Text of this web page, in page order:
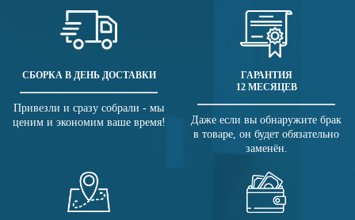
СБОРКА В ДЕНЬ ДОСТАВКИ
Привезли и сразу собрали - мы
ценим и экономим ваше время!
ГАРАНТИЯ
12 МЕСЯЦЕВ
Даже если вы обнаружите брак
в товаре, он будет обязательно
заменён.